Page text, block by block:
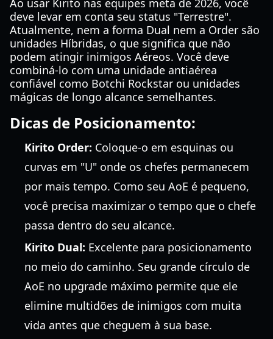
Ao usar Kirito nas equipes meta de 2026, você
deve levar em conta seu status "Terrestre".
Atualmente, nem a forma Dual nem a Order são
unidades Híbridas, o que significa que não
podem atingir inimigos Aéreos. Você deve
combiná-lo com uma unidade antiaérea
confiável como Botchi Rockstar ou unidades
mágicas de longo alcance semelhantes.
Dicas de Posicionamento:
Kirito Order: Coloque-o em esquinas ou
curvas em "U" onde os chefes permanecem
por mais tempo. Como seu AoE é pequeno,
você precisa maximizar o tempo que o chefe
passa dentro do seu alcance.
Kirito Dual: Excelente para posicionamento
no meio do caminho. Seu grande círculo de
AoE no upgrade máximo permite que ele
elimine multidões de inimigos com muita
vida antes que cheguem à sua base.